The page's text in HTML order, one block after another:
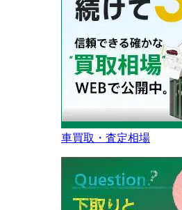
車買取・査定相場